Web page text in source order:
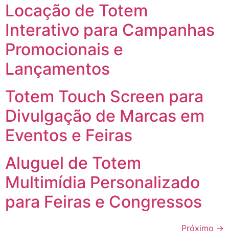
Locação de Totem
Interativo para Campanhas
Promocionais e
Lançamentos
Totem Touch Screen para
Divulgação de Marcas em
Eventos e Feiras
Aluguel de Totem
Multimídia Personalizado
para Feiras e Congressos
Próximo →